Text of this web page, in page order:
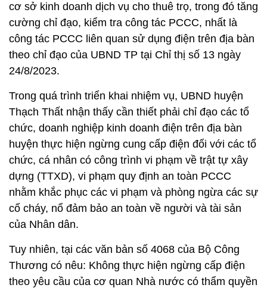
cơ sở kinh doanh dịch vụ cho thuê trọ, trong đó tăng
cường chỉ đạo, kiểm tra công tác PCCC, nhất là
công tác PCCC liên quan sử dụng điện trên địa bàn
theo chỉ đạo của UBND TP tại Chỉ thị số 13 ngày
24/8/2023.
Trong quá trình triển khai nhiệm vụ, UBND huyện
Thạch Thất nhận thấy cần thiết phải chỉ đạo các tổ
chức, doanh nghiệp kinh doanh điện trên địa bàn
huyện thực hiện ngừng cung cấp điện đối với các tổ
chức, cá nhân có công trình vi phạm về trật tự xây
dựng (TTXD), vi phạm quy định an toàn PCCC
nhằm khắc phục các vi phạm và phòng ngừa các sự
cố cháy, nổ đảm bảo an toàn về người và tài sản
của Nhân dân.
Tuy nhiên, tại các văn bản số 4068 của Bộ Công
Thương có nêu: Không thực hiện ngừng cấp điện
theo yêu cầu của cơ quan Nhà nước có thẩm quyền